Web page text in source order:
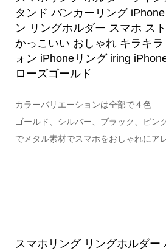
タンド バンカーリング
ン リングホルダー スマホ ス
かっこいい おしゃれ キラキ
ォン iPhoneリング iring
ローズゴールド
カラーバリエーションは全部で４色
ゴールド、シルバー、ブラック、ピン
でメタル素材でスマホをおしゃれにア
スマホリング リングホルダー